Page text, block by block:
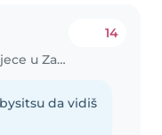
Posao čuvanja djece u Zagreb
14
da vidiš